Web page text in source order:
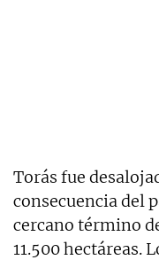
Torás fue
consecuencia del
cercano término
11.500 hectáreas.